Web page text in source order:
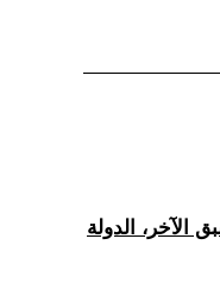
الآخر، الدولة